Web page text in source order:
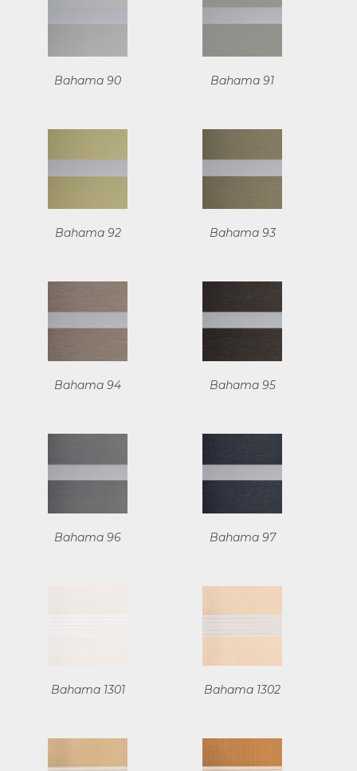
Bahama 90 Bahama 91
Bahama 92 Bahama 93
Bahama 94 Bahama 95
Bahama 96 Bahama 97
Bahama 1301 Bahama 1302